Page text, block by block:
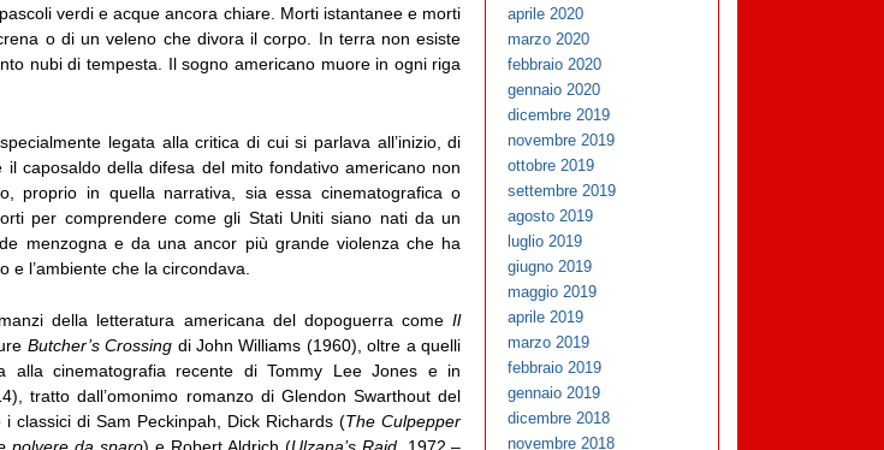
verdi e acque ancora chiare. Morti istantanee e morti
o di un veleno che divora il corpo. In terra non esiste
nubi di tempesta. Il sogno americano muore in ogni riga
legata alla critica di cui si parlava all’inizio, di
caposaldo della difesa del mito fondativo americano non
proprio in quella narrativa, sia essa cinematografica o
per comprendere come gli Stati Uniti siano nati da un
menzogna e da una ancor più grande violenza che ha
e l’ambiente che la circondava.
della letteratura americana del dopoguerra comeIl
Butcher’s Crossing di John Williams (1960), oltre a quelli
alla cinematografia recente di Tommy Lee Jones e in
tratto dall’omonimo romanzo di Glendon Swarthout del
classici di Sam Peckinpah, Dick Richards (The Culpepper
aprile 2020
marzo 2020
febbraio 2020
gennaio 2020
dicembre 2019
novembre 2019
ottobre 2019
settembre 2019
agosto 2019
luglio 2019
giugno 2019
maggio 2019
aprile 2019
marzo 2019
febbraio 2019
gennaio 2019
dicembre 2018
novembre 2018